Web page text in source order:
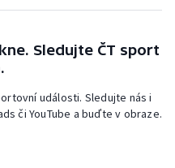
Sledujte ČT sport
události. Sledujte nás i
či YouTube a buďte v obraze.